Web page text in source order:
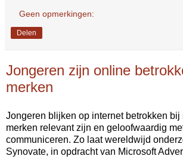
Geen opmerkingen:
Delen
Jongeren zijn online
merken
Jongeren blijken op internet betrokken bij
merken relevant zijn en geloofwaardig
communiceren. Zo laat wereldwijd
Synovate, in opdracht van Microsoft